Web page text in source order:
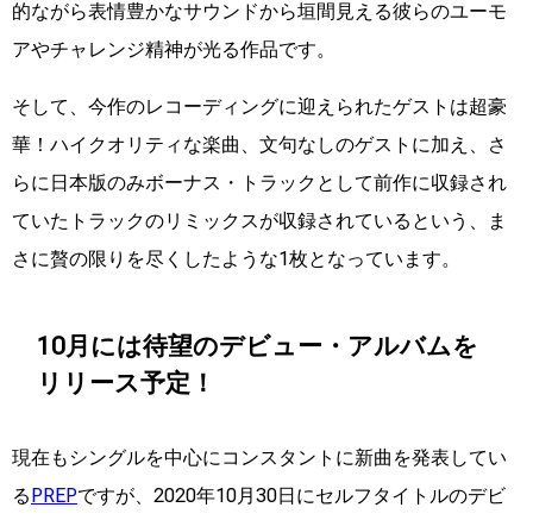
的ながら表情豊かなサウンドから垣間見える彼らのユーモ
アやチャレンジ精神が光る作品です。
そして、今作のレコーディングに迎えられたゲストは超豪
華！ハイクオリティな楽曲、文句なしのゲストに加え、さ
らに日本版のみボーナス・トラックとして前作に収録され
ていたトラックのリミックスが収録されているという、ま
さに贅の限りを尽くしたような1枚となっています。
10月には待望のデビュー・アルバムを
リリース予定！
現在もシングルを中心にコンスタントに新曲を発表してい
るPREPですが、2020年10月30日にセルフタイトルのデビ